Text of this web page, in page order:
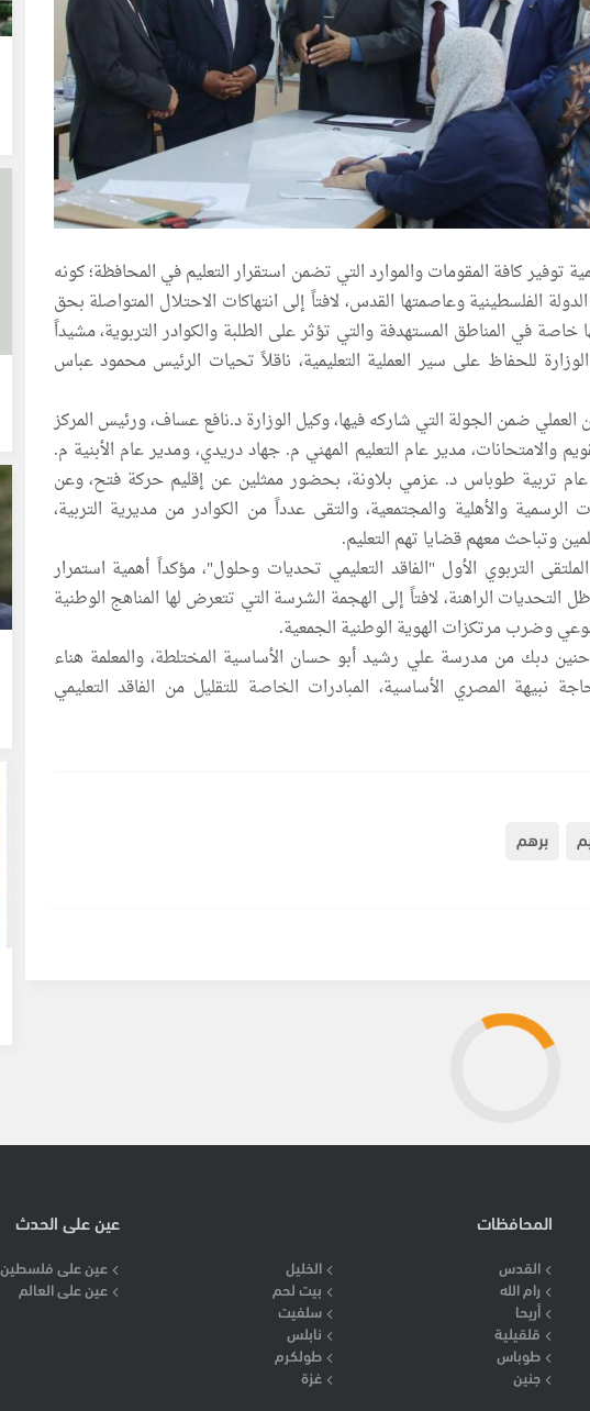
توفير كافة المقومات والموارد التي تضمن استقرار التعليم في المحافظة؛ كونه
الفلسطينية وعاصمتها القدس، لافتاً إلى انتهاكات الاحتلال المتواصلة بحق
في المناطق المستهدفة والتي تؤثر على الطلبة والكوادر التربوية، مشيداً
الوزارة للحفاظ على سير العملية التعليمية، ناقلاً تحيات الرئيس محمود عباس
العملي ضمن الجولة التي شاركه فيها، وكيل الوزارة د.نافع عساف، ورئيس المركز
والامتحانات، مدير عام التعليم المهني م. جهاد دريدي، ومدير عام الأبنية م.
تربية طوباس د. عزمي بلاونة، بحضور ممثلين عن إقليم حركة فتح، وعن
الرسمية والأهلية والمجتمعية، والتقى عدداً من الكوادر من مديرية التربية،
وتباحث معهم قضايا تهم التعليم.
التربوي الأول "الفاقد التعليمي تحديات وحلول"، مؤكداً أهمية استمرار
ظل التحديات الراهنة، لافتاً إلى الهجمة الشرسة التي تتعرض لها المناهج الوطنية
وضرب مرتكزات الهوية الوطنية الجمعية.
دبك من مدرسة علي رشيد أبو حسان الأساسية المختلطة، والمعلمة هناء
نبيهة المصري الأساسية، المبادرات الخاصة للتقليل من الفاقد التعليمي
برهم
المحافظات
القدس
الخليل
رام الله
بيت لحم
أريحا
سلفيت
قلقيلية
نابلس
طوباس
طولكرم
جنين
غزة
عين على الحدث
عين على فلسطين
عين على العالم